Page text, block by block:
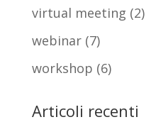
virtual meeting (2)
webinar(7)
workshop (6)
Articoli recenti